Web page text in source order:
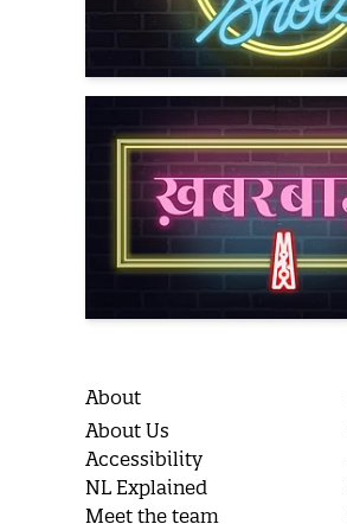
About
About Us
Accessibility
NL Explained
Meet the team